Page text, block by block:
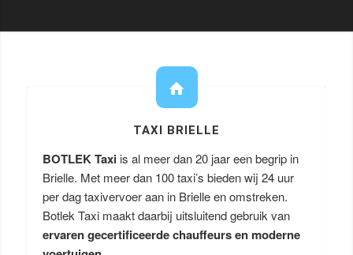
TAXI BRIELLE
BOTLEK Taxi is al meer dan 20 jaar een begrip in
Brielle. Met meer dan 100 taxi’s bieden wij 24 uur
per dag taxivervoer aan in Brielle en omstreken.
Botlek Taxi maakt daarbij uitsluitend gebruik van
ervaren gecertificeerde chauffeurs en moderne